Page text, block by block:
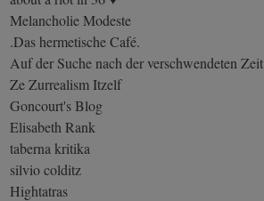
Melancholie Modeste
.Das hermetische Café.
Auf der Suche nach der verschwendeten Zeit
Ze Zurrealism Itzelf
Goncourt's Blog
Elisabeth Rank
taberna kritika
silvio colditz
Hightatras